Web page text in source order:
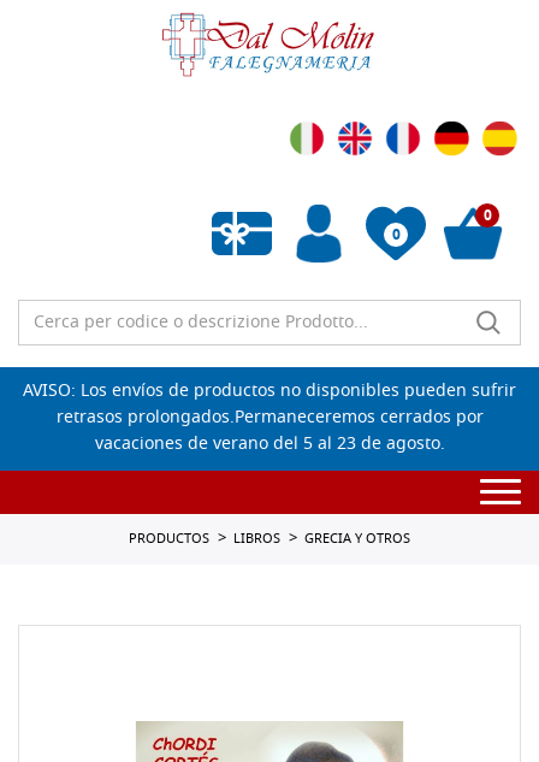
0
Lista de deseos vacía
0
AVISO: Los envíos de productos no disponibles pueden sufrir
retrasos prolongados.Permaneceremos cerrados por
vacaciones de verano del 5 al 23 de agosto.
PRODUCTOS LIBROS GRECIA Y OTROS